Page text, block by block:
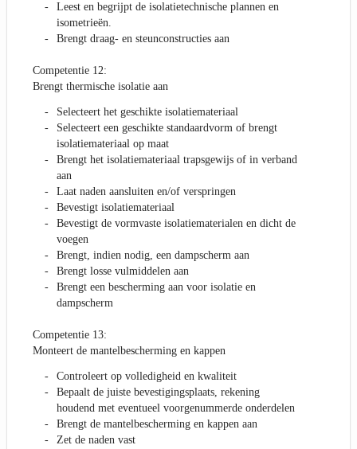
Leest en begrijpt de isolatietechnische plannen en
isometrieën.
Brengt draag- en steunconstructies aan
Competentie 12:
Brengt thermische isolatie aan
Selecteert het geschikte isolatiemateriaal
Selecteert een geschikte standaardvorm of brengt
isolatiemateriaal op maat
Brengt het isolatiemateriaal trapsgewijs of in verband
aan
Laat naden aansluiten en/of verspringen
Bevestigt isolatiemateriaal
Bevestigt de vormvaste isolatiematerialen en dicht de
voegen
Brengt, indien nodig, een dampscherm aan
Brengt losse vulmiddelen aan
Brengt een bescherming aan voor isolatie en
dampscherm
Competentie 13:
Monteert de mantelbescherming en kappen
Controleert op volledigheid en kwaliteit
Bepaalt de juiste bevestigingsplaats, rekening
houdend met eventueel voorgenummerde onderdelen
Brengt de mantelbescherming en kappen aan
Zet de naden vast